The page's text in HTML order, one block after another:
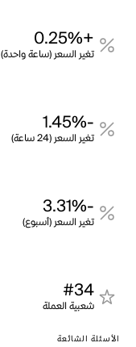
+0.25%
تغير السعر (ساعة واحدة)
-1.45%
تغير السعر (24 ساعة)
-3.31%
تغير السعر (أسبوع)
#34
شعبية العملة
الأسئلة الشائعة